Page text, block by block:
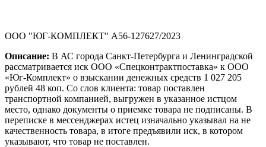
ООО "ЮГ-КОМПЛЕКТ" А56-127627/2023
Описание: В АС города Санкт-Петербурга и Ленинградской
рассматривается иск ООО «Спецконтрактпоставка» к ООО
«Юг-Комплект» о взыскании денежных средств 1 027 205
рублей 48 коп. Со слов клиента: товар поставлен
транспортной компанией, выгружен в указанное истцом
место, однако документы о приемке товара не подписаны. В
переписке в мессенджерах истец изначально указывал на не
качественность товара, в итоге предъявили иск, в котором
указывают, что товар не поставлен.